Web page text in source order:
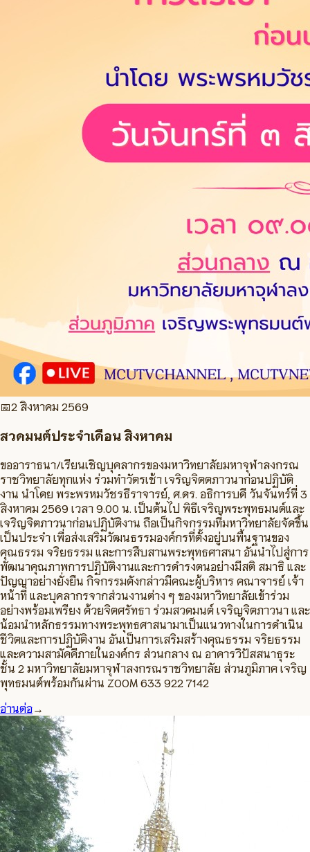
📅2 สิงหาคม 2569
สวดมนต์ประจำเดือน สิงหาคม
ขออาราธนา/เรียนเชิญบุคลากรของมหาวิทยาลัยมหาจุฬาลงกรณ
ราชวิทยาลัยทุกแห่ง ร่วมทำวัตรเช้า เจริญจิตตภาวนาก่อนปฏิบัติ
งาน นำโดย พระพรหมวัชรธีราจารย์, ศ.ดร. อธิการบดี วันจันทร์ที่ 3
สิงหาคม 2569 เวลา 9.00 น. เป็นต้นไป พิธีเจริญพระพุทธมนต์และ
เจริญจิตภาวนาก่อนปฏิบัติงาน ถือเป็นกิจกรรมที่มหาวิทยาลัยจัดขึ้น
เป็นประจำ เพื่อส่งเสริมวัฒนธรรมองค์กรที่ตั้งอยู่บนพื้นฐานของ
คุณธรรม จริยธรรม และการสืบสานพระพุทธศาสนา อันนำไปสู่การ
พัฒนาคุณภาพการปฏิบัติงานและการดำรงตนอย่างมีสติ สมาธิ และ
ปัญญาอย่างยั่งยืน กิจกรรมดังกล่าวมีคณะผู้บริหาร คณาจารย์ เจ้า
หน้าที่ และบุคลากรจากส่วนงานต่าง ๆ ของมหาวิทยาลัยเข้าร่วม
อย่างพร้อมเพรียง ด้วยจิตศรัทธา ร่วมสวดมนต์ เจริญจิตภาวนา และ
น้อมนำหลักธรรมทางพระพุทธศาสนามาเป็นแนวทางในการดำเนิน
ชีวิตและการปฏิบัติงาน อันเป็นการเสริมสร้างคุณธรรม จริยธรรม
และความสามัคคีภายในองค์กร ส่วนกลาง ณ อาคารวิปัสสนาธุระ
ชั้น 2 มหาวิทยาลัยมหาจุฬาลงกรณราชวิทยาลัย ส่วนภูมิภาค เจริญ
พุทธมนต์พร้อมกันผ่าน ZOOM 633 922 7142
อ่านต่อ→